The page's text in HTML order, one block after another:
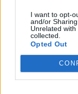
I want to opt-
and/or
Unrelated
collected.
Opted Out